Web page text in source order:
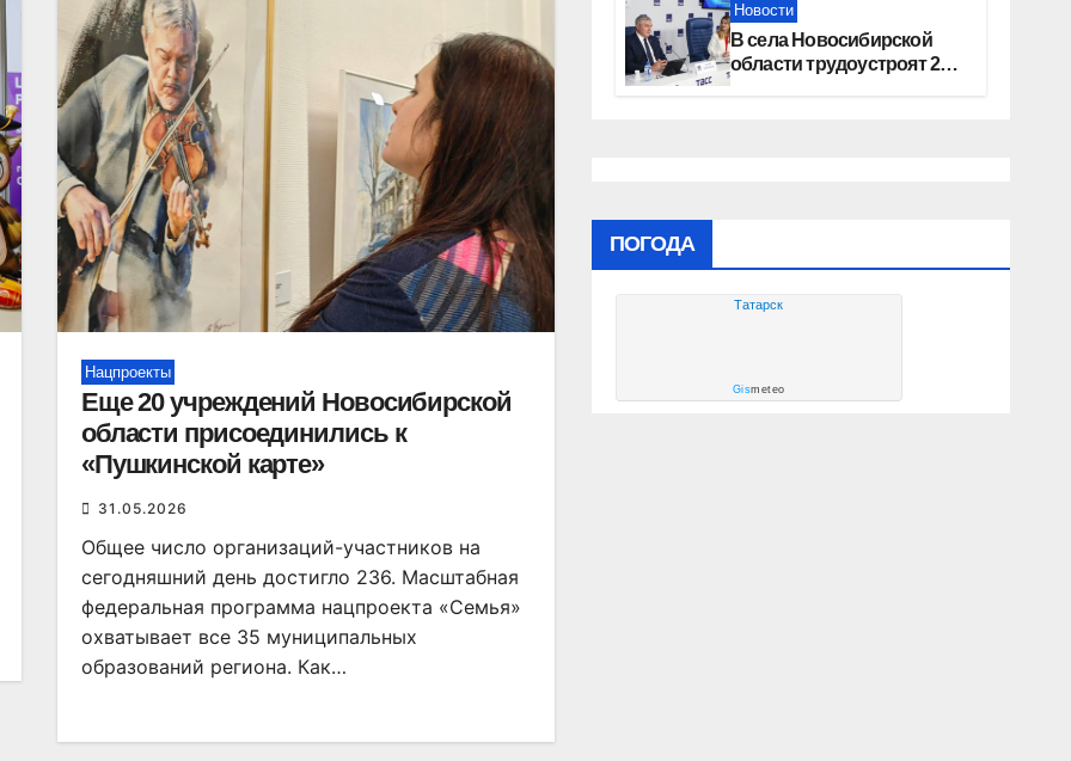
Нацпроекты
Еще 20 учреждений Новосибирской
области присоединились к
«Пушкинской карте»
31.05.2026
Общее число организаций-участников на
сегодняшний день достигло 236. Масштабная
федеральная программа нацпроекта «Семья»
охватывает все 35 муниципальных
образований региона. Как…
Новости
В села Новосибирской
области трудоустроят 20
работников культуры
ПОГОДА
Татарск
Gismeteo